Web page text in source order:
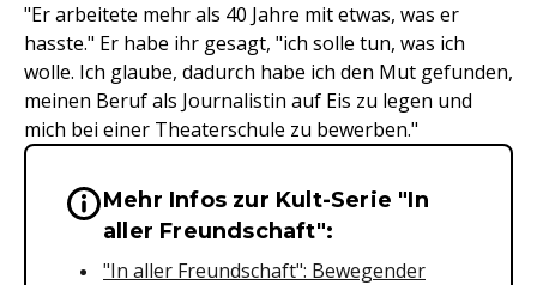
"Er arbeitete mehr als 40 Jahre mit etwas, was er
hasste." Er habe ihr gesagt, "ich solle tun, was ich
wolle. Ich glaube, dadurch habe ich den Mut gefunden,
meinen Beruf als Journalistin auf Eis zu legen und
mich bei einer Theaterschule zu bewerben."
Wichtige Hinweise &
Mehr Infos zur Kult-Serie "In
aller Freundschaft":
"In aller Freundschaft": Bewegender